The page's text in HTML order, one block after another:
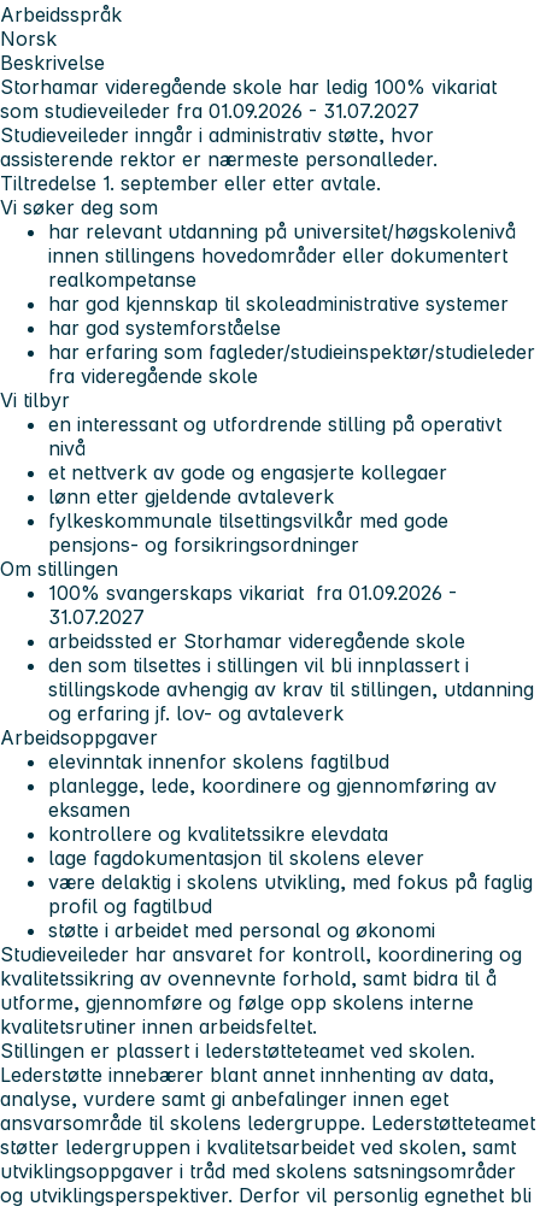
Arbeidsspråk
Norsk
Beskrivelse
Storhamar videregående skole har ledig 100% vikariat
som studieveileder fra 01.09.2026 - 31.07.2027
Studieveileder inngår i administrativ støtte, hvor
assisterende rektor er nærmeste personalleder.
Tiltredelse 1. september eller etter avtale.
Vi søker deg som
har relevant utdanning på universitet/høgskolenivå
innen stillingens hovedområder eller dokumentert
realkompetanse
har god kjennskap til skoleadministrative systemer
har god systemforståelse
har erfaring som fagleder/studieinspektør/studieleder
fra videregående skole
Vi tilbyr
en interessant og utfordrende stilling på operativt
nivå
et nettverk av gode og engasjerte kollegaer
lønn etter gjeldende avtaleverk
fylkeskommunale tilsettingsvilkår med gode
pensjons- og forsikringsordninger
Om stillingen
100% svangerskaps vikariat fra 01.09.2026 -
31.07.2027
arbeidssted er Storhamar videregående skole
den som tilsettes i stillingen vil bli innplassert i
stillingskode avhengig av krav til stillingen, utdanning
og erfaring jf. lov- og avtaleverk
Arbeidsoppgaver
elevinntak innenfor skolens fagtilbud
planlegge, lede, koordinere og gjennomføring av
eksamen
kontrollere og kvalitetssikre elevdata
lage fagdokumentasjon til skolens elever
være delaktig i skolens utvikling, med fokus på faglig
profil og fagtilbud
støtte i arbeidet med personal og økonomi
Studieveileder har ansvaret for kontroll, koordinering og
kvalitetssikring av ovennevnte forhold, samt bidra til å
utforme, gjennomføre og følge opp skolens interne
kvalitetsrutiner innen arbeidsfeltet.
Stillingen er plassert i lederstøtteteamet ved skolen.
Lederstøtte innebærer blant annet innhenting av data,
analyse, vurdere samt gi anbefalinger innen eget
ansvarsområde til skolens ledergruppe. Lederstøtteteamet
støtter ledergruppen i kvalitetsarbeidet ved skolen, samt
utviklingsoppgaver i tråd med skolens satsningsområder
og utviklingsperspektiver. Derfor vil personlig egnethet bli